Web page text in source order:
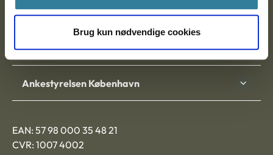
Brug kun nødvendige cookies
Ankestyrelsen Aalborg
Ankestyrelsen København
EAN: 57 98 000 35 48 21
CVR: 1007 4002